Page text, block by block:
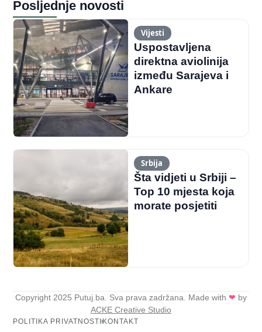
Posljednje novosti
Vijesti
Uspostavljena
direktna aviolinija
između Sarajeva i
Ankare
Srbija
Šta vidjeti u Srbiji –
Top 10 mjesta koja
morate posjetiti
Copyright 2025 Putuj.ba. Sva prava zadržana. Made with ❤ by
ACKE Creative Studio
POLITIKA PRIVATNOSTIKONTAKT